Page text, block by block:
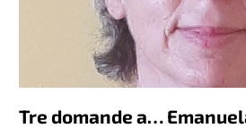
Tre domande a…